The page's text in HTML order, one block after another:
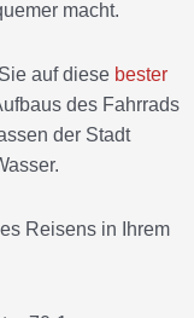
macht.
auf diese bester
des Fahrrads
der Stadt
Reisens in Ihrem